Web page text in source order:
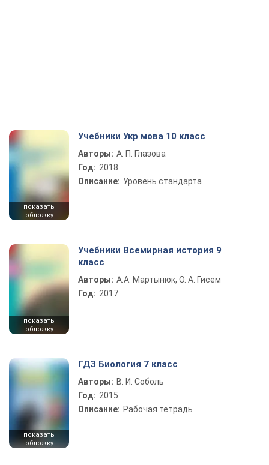
показать
обложку
Учебники Укр мова 10 класс
Авторы: А. П. Глазова
Год: 2018
Описание: Уровень стандарта
показать
обложку
Учебники Всемирная история 9
класс
Авторы: А.А. Мартынюк, О. А. Гисем
Год: 2017
показать
обложку
ГДЗ Биология 7 класс
Авторы: В. И. Соболь
Год: 2015
Описание: Рабочая тетрадь